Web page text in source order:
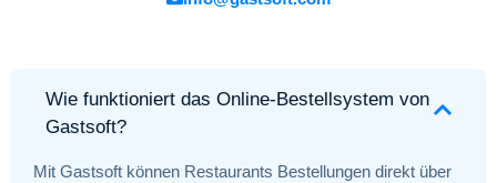
Wie funktioniert das Online-Bestellsystem von
Gastsoft?
Mit Gastsoft können Restaurants Bestellungen direkt über